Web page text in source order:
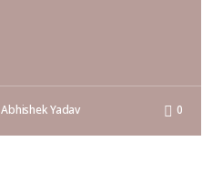
Abhishek Yadav 0